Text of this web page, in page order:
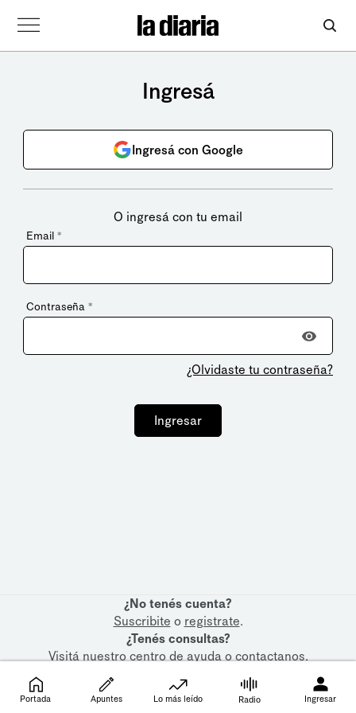
Ingresá
Ingresá con Google
O ingresá con tu email
Email *
Contraseña *
¿Olvidaste tu contraseña?
Ingresar
¿No tenés cuenta?
Suscribite o registrate.
¿Tenés consultas?
Visitá nuestrocentro de ayudaocontactanos.
Portada Apuntes Lo más leído Radio Ingresar